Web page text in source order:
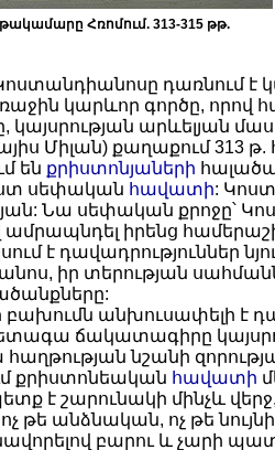
Հռոմում. 313-315 թթ.
դառնում է
կարևոր գործը,
արևելյան
Միլան) քաղաքում
են քրիստոնյաների
սեփական հավատի:
Նա սեփական քրոջը՝
ամրապնդել իրենց
է դավադրություններ
իր տերության
բախումն անխուսափելի է
ճակատագիրը
նշանի
քրիստոնեական հավատի
է շարունակի մինչև
թե անձնական, ոչ թե
բարու և չարի